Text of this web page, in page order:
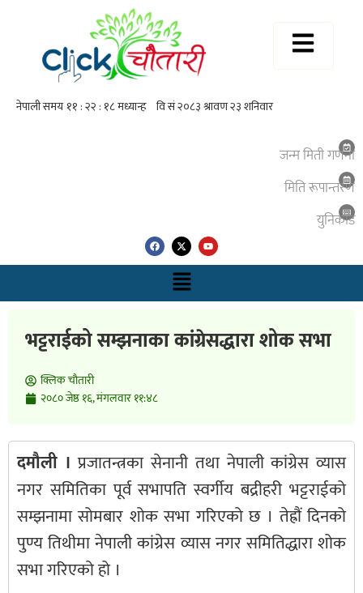
जन्म मिती गणना
मिति रूपान्तरण
युनिकाेड
भट्टराईको सम्झनाका कांग्रेसद्धारा शोक सभा
क्लिक चाैतारी
२०८० जेष्ठ १६, मंगलवार ११:४८
दमौली । प्रजातन्त्रका सेनानी तथा नेपाली कांग्रेस व्यास
नगर समितिका पूर्व सभापति स्वर्गीय बद्रीहरी भट्टराईको
सम्झनामा सोमबार शोक सभा गरिएको छ । तेह्रौं दिनको
पुण्य तिथीमा नेपाली कांग्रेस व्यास नगर समितिद्धारा शोक
सभा गरिएको हो ।